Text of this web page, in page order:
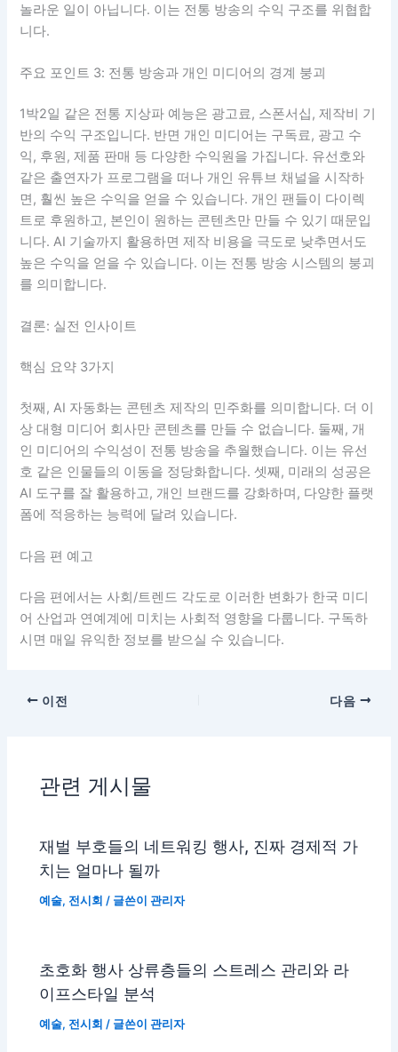
놀라운 일이 아닙니다. 이는 전통 방송의 수익 구조를 위협합
니다.
주요 포인트 3: 전통 방송과 개인 미디어의 경계 붕괴
1박2일 같은 전통 지상파 예능은 광고료, 스폰서십, 제작비 기
반의 수익 구조입니다. 반면 개인 미디어는 구독료, 광고 수
익, 후원, 제품 판매 등 다양한 수익원을 가집니다. 유선호와
같은 출연자가 프로그램을 떠나 개인 유튜브 채널을 시작하
면, 훨씬 높은 수익을 얻을 수 있습니다. 개인 팬들이 다이렉
트로 후원하고, 본인이 원하는 콘텐츠만 만들 수 있기 때문입
니다. AI 기술까지 활용하면 제작 비용을 극도로 낮추면서도
높은 수익을 얻을 수 있습니다. 이는 전통 방송 시스템의 붕괴
를 의미합니다.
결론: 실전 인사이트
핵심 요약 3가지
첫째, AI 자동화는 콘텐츠 제작의 민주화를 의미합니다. 더 이
상 대형 미디어 회사만 콘텐츠를 만들 수 없습니다. 둘째, 개
인 미디어의 수익성이 전통 방송을 추월했습니다. 이는 유선
호 같은 인물들의 이동을 정당화합니다. 셋째, 미래의 성공은
AI 도구를 잘 활용하고, 개인 브랜드를 강화하며, 다양한 플랫
폼에 적응하는 능력에 달려 있습니다.
다음 편 예고
다음 편에서는 사회/트렌드 각도로 이러한 변화가 한국 미디
어 산업과 연예계에 미치는 사회적 영향을 다룹니다. 구독하
시면 매일 유익한 정보를 받으실 수 있습니다.
이전 다음
관련 게시물
재벌 부호들의 네트워킹 행사, 진짜 경제적 가
치는 얼마나 될까
예술, 전시회 / 글쓴이관리자
초호화 행사 상류층들의 스트레스 관리와 라
이프스타일 분석
예술, 전시회 / 글쓴이관리자